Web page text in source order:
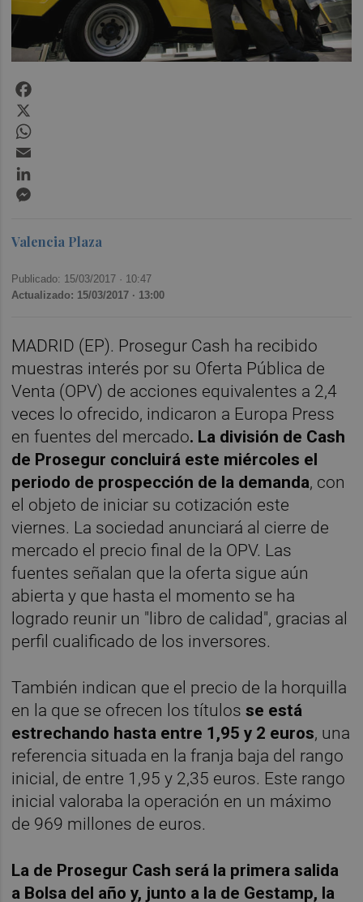
Valencia Plaza
Publicado: 15/03/2017 · 10:47
Actualizado: 15/03/2017 · 13:00
MADRID (EP). Prosegur Cash ha recibido
muestras interés por su Oferta Pública de
Venta (OPV) de acciones equivalentes a 2,4
veces lo ofrecido, indicaron a Europa Press
en fuentes del mercado. La división de Cash
de Prosegur concluirá este miércoles el
periodo de prospección de la demanda, con
el objeto de iniciar su cotización este
viernes. La sociedad anunciará al cierre de
mercado el precio final de la OPV. Las
fuentes señalan que la oferta sigue aún
abierta y que hasta el momento se ha
logrado reunir un "libro de calidad", gracias al
perfil cualificado de los inversores.
También indican que el precio de la horquilla
en la que se ofrecen los títulosse está
estrechando hasta entre 1,95 y 2 euros, una
referencia situada en la franja baja del rango
inicial, de entre 1,95 y 2,35 euros. Este rango
inicial valoraba la operación en un máximo
de 969 millones de euros.
La de Prosegur Cash será la primera salida
a Bolsa del año y, junto a la de Gestamp, la